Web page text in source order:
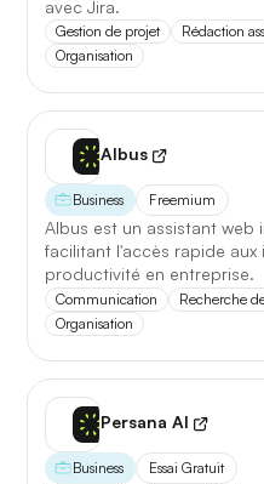
avec Jira.
Gestion de projet Rédaction
Organisation
Albus
Business Freemium
Albus est un assistant web
facilitant l'accès rapide
productivité en entreprise.
Communication Recherche
Organisation
Persana AI
Business Essai Gratuit